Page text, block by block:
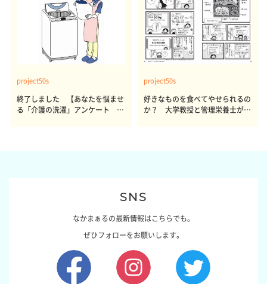
project50s
終了しました 【あなたを悩ませ
る「介護の洗濯」アンケート 体
project50s
好きなものを食べてやせられるの
か？ 大学教授と管理栄養士が出
SNS
なかまぁるの最新情報はこちらでも。
ぜひフォローをお願いします。